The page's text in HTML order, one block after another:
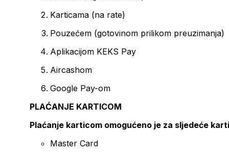
Karticama (na rate)
Pouzećem (gotovinom prilikom preuzimanja)
Aplikacijom KEKS Pay
Aircashom
Google Pay-om
PLAĆANJE KARTICOM
Plaćanje karticom omogućeno je za sljedeće
Master Card